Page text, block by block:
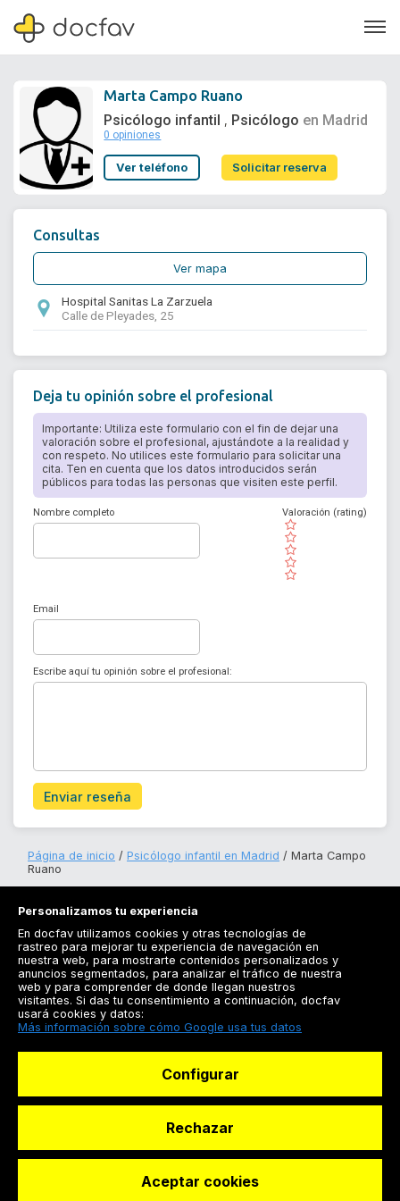
Soporte
Marta Campo Ruano
Psicólogo infantil , Psicólogo en Madrid
0 opiniones
Ver teléfono Solicitar reserva
Consultas
Ver mapa
Hospital Sanitas La Zarzuela
Calle de Pleyades, 25
Deja tu opinión sobre el profesional
Importante: Utiliza este formulario con el fin de dejar una
valoración sobre el profesional, ajustándote a la realidad y
con respeto. No utilices este formulario para solicitar una
cita. Ten en cuenta que los datos introducidos serán
públicos para todas las personas que visiten este perfil.
Nombre completo
( )
( )
( )
( )
( )
Valoración (rating)
Email
Escribe aquí tu opinión sobre el profesional:
Enviar reseña
Página de inicio Psicólogo infantil en Madrid
Marta Campo
Ruano
Registrarse
Docfav
© Dashboard Technologies S.L
Personalizamos tu experiencia
En docfav utilizamos cookies y otras tecnologías de
rastreo para mejorar tu experiencia de navegación en
nuestra web, para mostrarte contenidos personalizados y
anuncios segmentados, para analizar el tráfico de nuestra
web y para comprender de donde llegan nuestros
visitantes. Si das tu consentimiento a continuación, docfav
usará cookies y datos:
Más información sobre cómo Google usa tus datos
Configurar
Rechazar
Aceptar cookies